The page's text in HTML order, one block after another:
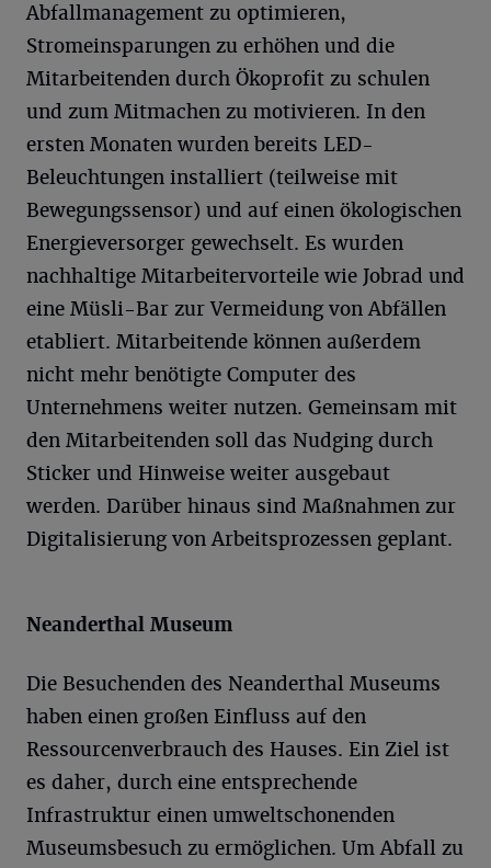
Abfallmanagement zu optimieren,
Stromeinsparungen zu erhöhen und die
Mitarbeitenden durch Ökoprofit zu schulen
und zum Mitmachen zu motivieren. In den
ersten Monaten wurden bereits LED-
Beleuchtungen installiert (teilweise mit
Bewegungssensor) und auf einen ökologischen
Energieversorger gewechselt. Es wurden
nachhaltige Mitarbeitervorteile wie Jobrad und
eine Müsli-Bar zur Vermeidung von Abfällen
etabliert. Mitarbeitende können außerdem
nicht mehr benötigte Computer des
Unternehmens weiter nutzen. Gemeinsam mit
den Mitarbeitenden soll das Nudging durch
Sticker und Hinweise weiter ausgebaut
werden. Darüber hinaus sind Maßnahmen zur
Digitalisierung von Arbeitsprozessen geplant.
Neanderthal Museum
Die Besuchenden des Neanderthal Museums
haben einen großen Einfluss auf den
Ressourcenverbrauch des Hauses. Ein Ziel ist
es daher, durch eine entsprechende
Infrastruktur einen umweltschonenden
Museumsbesuch zu ermöglichen. Um Abfall zu